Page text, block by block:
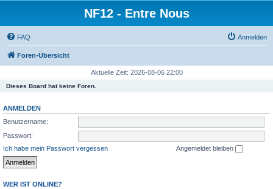
NF12 - Entre Nous
FAQ Anmelden
Foren-Übersicht
Aktuelle Zeit: 2026-08-06 22:00
Dieses Board hat keine Foren.
ANMELDEN
Benutzername:
Passwort:
Ich habe mein Passwort vergessen
Angemeldet bleiben
WER IST ONLINE?